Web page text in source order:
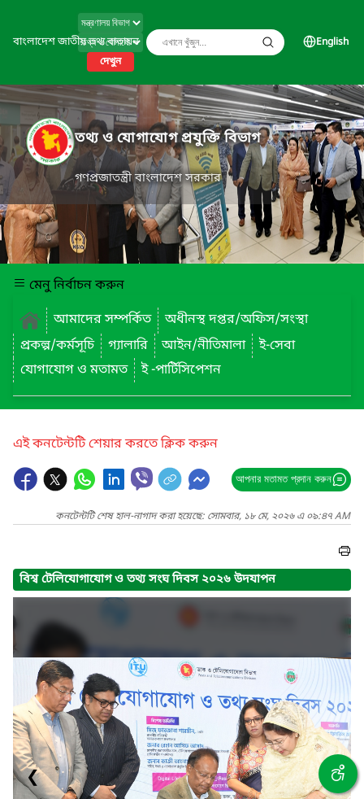
বাংলাদেশ জাতীয় তথ্য বাতায়ন
দেখুন
English
তথ্য ও যোগাযোগ প্রযুক্তি বিভাগ
গণপ্রজাতন্ত্রী বাংলাদেশ সরকার
মেনু নির্বাচন করুন
আমাদের সম্পর্কিত
অধীনস্থ দপ্তর/অফিস/সংস্থা
প্রকল্প/কর্মসূচি
গ্যালারি আইন/নীতিমালা
ই-সেবা
যোগাযোগ ও মতামত
ই -পার্টিসিপেশন
এই কনটেন্টটি শেয়ার করতে ক্লিক করুন
আপনার মতামত প্রদান করুন
কনটেন্টটি শেষ হাল-নাগাদ করা হয়েছে: সোমবার, ১৮ মে, ২০২৬ এ ০৯:৪৭ AM
বিশ্ব টেলিযোগাযোগ ও তথ্য সংঘ দিবস ২০২৬ উদযাপন
❮ ❯